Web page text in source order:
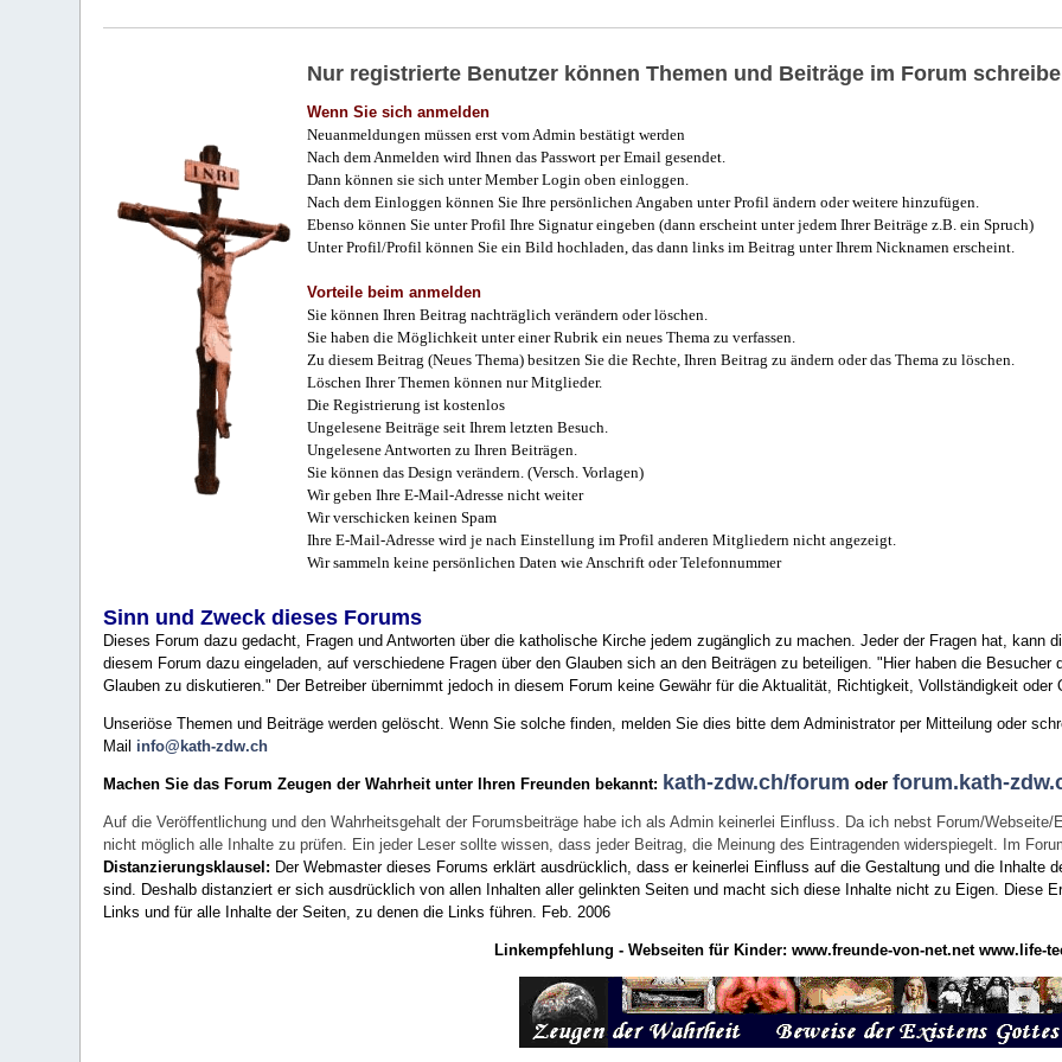
Nur registrierte Benutzer können Themen und Beiträge im Forum
Wenn Sie sich anmelden
Neuanmeldungen müssen erst vom Admin bestätigt werden
Nach dem Anmelden wird Ihnen das Passwort per Email gesendet.
Dann können sie sich unter Member Login oben einloggen.
Nach dem Einloggen können Sie Ihre persönlichen Angaben unter Profil ändern oder weitere hinzufügen.
Ebenso können Sie unter Profil Ihre Signatur eingeben (dann erscheint unter jedem Ihrer Beiträge z.B. ein Spruch)
Unter Profil/Profil können Sie ein Bild hochladen, das dann links im Beitrag unter Ihrem Nicknamen erscheint.
Vorteile beim anmelden
Sie können Ihren Beitrag nachträglich verändern oder löschen.
Sie haben die Möglichkeit unter einer Rubrik ein neues Thema zu verfassen.
Zu diesem Beitrag (Neues Thema) besitzen Sie die Rechte, Ihren Beitrag zu ändern oder das Thema zu löschen.
Löschen Ihrer Themen können nur Mitglieder.
Die Registrierung ist kostenlos
Ungelesene Beiträge seit Ihrem letzten Besuch.
Ungelesene Antworten zu Ihren Beiträgen.
Sie können das Design verändern. (Versch. Vorlagen)
Wir geben Ihre E-Mail-Adresse nicht weiter
Wir verschicken keinen Spam
Ihre E-Mail-Adresse wird je nach Einstellung im Profil anderen Mitgliedern nicht angezeigt.
Wir sammeln keine persönlichen Daten wie Anschrift oder Telefonnummer
Sinn und Zweck dieses Forums
Dieses Forum dazu gedacht, Fragen und Antworten über die katholische Kirche jedem zugänglich zu machen. Jeder der Fragen hat, kann
diesem Forum dazu eingeladen, auf verschiedene Fragen über den Glauben sich an den Beiträgen zu beteiligen. "Hier haben die
Glauben zu diskutieren." Der Betreiber übernimmt jedoch in diesem Forum keine Gewähr für die Aktualität, Richtigkeit, Vollständigkeit
Unseriöse Themen und Beiträge werden gelöscht. Wenn Sie solche finden, melden Sie dies bitte dem Administrator per Mitteilung oder
Mail info@kath-zdw.ch
Machen Sie das Forum Zeugen der Wahrheit unter Ihren Freunden bekannt: kath-zdw.ch/forum oderforum.kath-
Auf die Veröffentlichung und den Wahrheitsgehalt der Forumsbeiträge habe ich als Admin keinerlei Einfluss. Da ich nebst Forum/
nicht möglich alle Inhalte zu prüfen. Ein jeder Leser sollte wissen, dass jeder Beitrag, die Meinung des Eintragenden widerspiegelt. Im
Distanzierungsklausel: Der Webmaster dieses Forums erklärt ausdrücklich, dass er keinerlei Einfluss auf die Gestaltung und die Inhalte
sind. Deshalb distanziert er sich ausdrücklich von allen Inhalten aller gelinkten Seiten und macht sich diese Inhalte nicht zu Eigen. Diese
Links und für alle Inhalte der Seiten, zu denen die Links führen. Feb. 2006
Linkempfehlung - Webseiten für Kinder: www.freunde-von-net.net www.life-